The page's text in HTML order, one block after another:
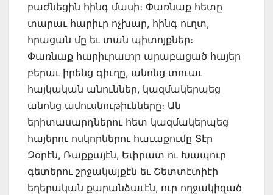
բաժնեցին հինգ մասի։ Փառնաք հետը
տարաւ հարիւր ոչխար, հինգ ուղտ,
հրացան մը եւ տան պիտոյքներ։
Փառնաք հարիւրաւոր արաբացած հայեր
բերաւ իրենց գիւղը, անոնց տուաւ
հայկական անուններ, կազմակերպեց
անոնց ամուսնութիւնները։ Ան
երիտասարդներու հետ կազմակերպեց
հայերու ոսկորներու հաւաքումը Տէր
Զօրէն, Ռաքքայէն, Եփրատ ու Խապուր
գետերու շրջակայքէն եւ Շետտէտիէի
եղերական քարանձաւէն, ուր ողջակիզած